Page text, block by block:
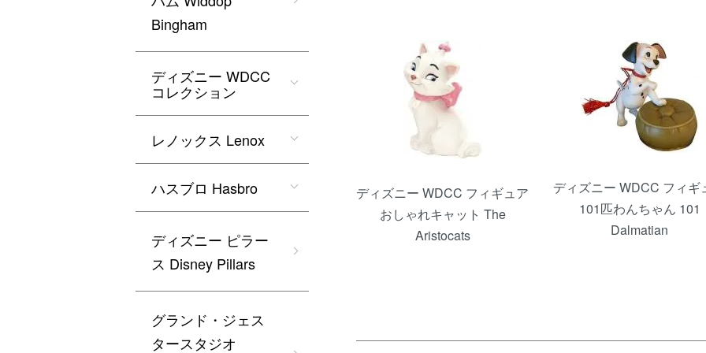
ディズニー WDCC フィギュア
おしゃれキャット The
Aristocats
ディズニー WDCC フィギ
101匹わんちゃん 101
Dalmatian
Bingham
ディズニー WDCC
コレクション
レノックス Lenox
ハスブロ Hasbro
ディズニー ピラー
ス Disney Pillars
グランド・ジェス
タースタジオ